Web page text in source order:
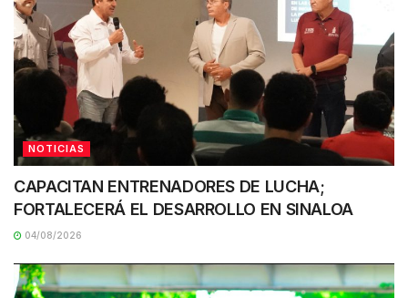
NOTICIAS
CAPACITAN ENTRENADORES DE LUCHA;
FORTALECERÁ EL DESARROLLO EN SINALOA
04/08/2026